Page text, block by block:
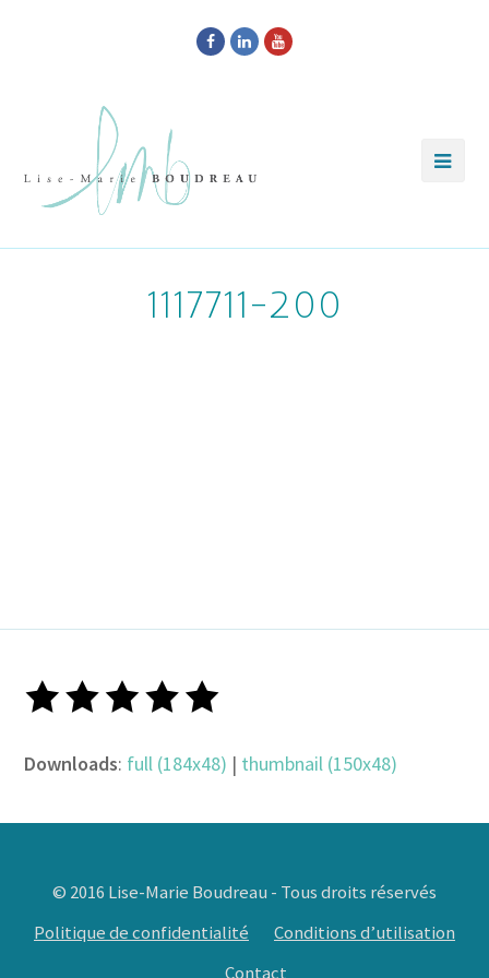
Facebook
LinkedInYoutube
1117711-200
Downloads: full (184x48) | thumbnail (150x48)
© 2016 Lise-Marie Boudreau - Tous droits réservés
Politique de confidentialité
Conditions d’utilisation
Contact